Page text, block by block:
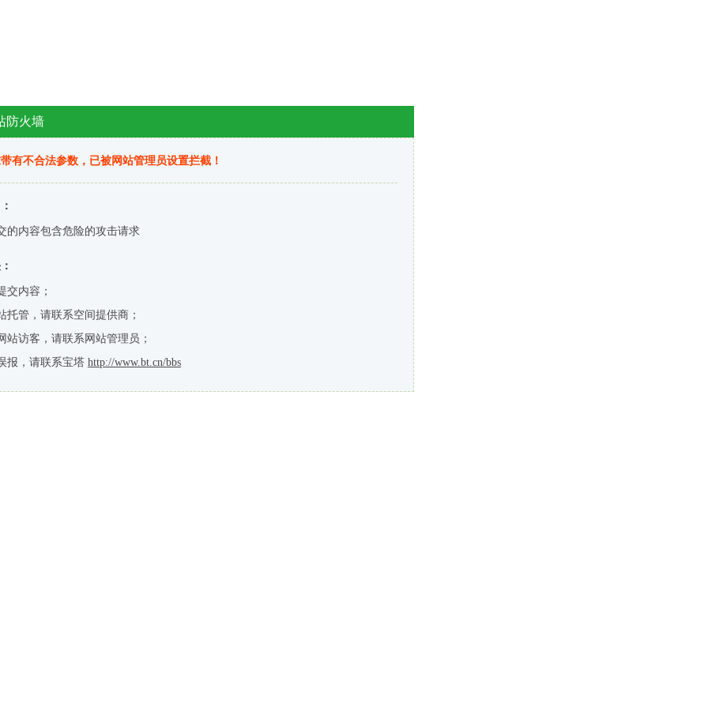
防火墙
有不合法参数，已被网站管理员设置拦截！
的内容包含危险的攻击请求
交内容；
托管，请联系空间提供商；
站访客，请联系网站管理员；
报，请联系宝塔 http://www.bt.cn/bbs